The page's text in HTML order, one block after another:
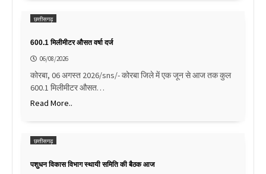
छत्तीसगढ़
600.1 मिलीमीटर औसत वर्षा दर्ज
06/08/2026
कोरबा, 06 अगस्त 2026/sns/- कोरबा जिले में एक जून से आज तक कुल
600.1 मिलीमीटर औसत…
Read More..
छत्तीसगढ़
पशुधन विकास विभाग स्थायी समिति की बैठक आज